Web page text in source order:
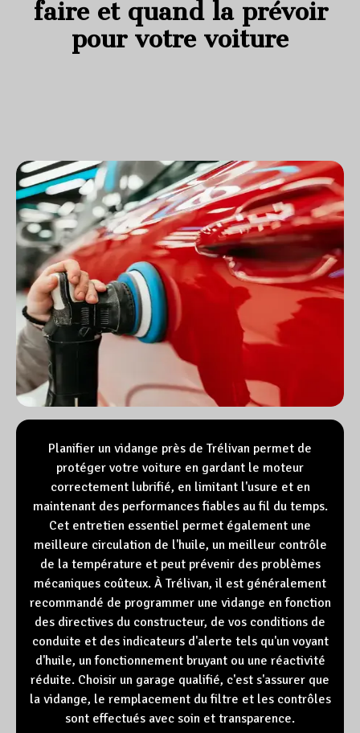
faire et quand la prévoir
pour votre voiture
Planifier un vidange près de Trélivan permet de
protéger votre voiture en gardant le moteur
correctement lubrifié, en limitant l'usure et en
maintenant des performances fiables au fil du temps.
Cet entretien essentiel permet également une
meilleure circulation de l'huile, un meilleur contrôle
de la température et peut prévenir des problèmes
mécaniques coûteux. À Trélivan, il est généralement
recommandé de programmer une vidange en fonction
des directives du constructeur, de vos conditions de
conduite et des indicateurs d'alerte tels qu'un voyant
d'huile, un fonctionnement bruyant ou une réactivité
réduite. Choisir un garage qualifié, c'est s'assurer que
la vidange, le remplacement du filtre et les contrôles
sont effectués avec soin et transparence.